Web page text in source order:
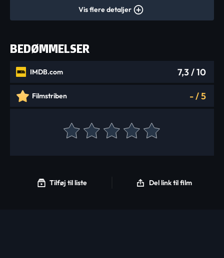
Vis flere detaljer
BEDØMMELSER
IMDB.com 7,3/ 10
Filmstriben -/5
Tilføj til liste Del link til film